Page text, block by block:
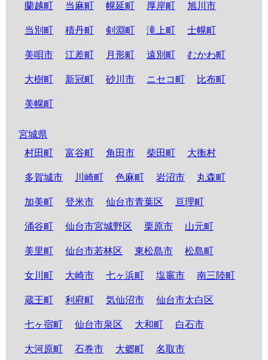
蘭越町 当麻町 幌延町 厚岸町 旭川市
当別町 積丹町 剣淵町 滝上町 士幌町
美唄市 江差町 月形町 遠別町 むかわ町
大樹町 新冠町 砂川市 ニセコ町 比布町
美幌町
宮城県
村田町
富谷町 角田市 柴田町 大衡村
多賀城市 川崎町 色麻町 岩沼市 丸森町
加美町 登米市 仙台市青葉区 亘理町
涌谷町 仙台市宮城野区 栗原市 山元町
美里町 仙台市若林区 東松島市 松島町
女川町 大崎市 七ヶ浜町 塩竈市 南三陸町
蔵王町 利府町 気仙沼市 仙台市太白区
七ヶ宿町 仙台市泉区 大和町 白石市
大河原町 石巻市 大郷町 名取市